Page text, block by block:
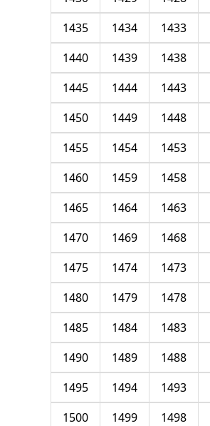
1433
1434
1435
1438
1439
1440
1443
1444
1445
1448
1449
1450
1453
1454
1455
1458
1459
1460
1463
1464
1465
1468
1469
1470
1473
1474
1475
1478
1479
1480
1483
1484
1485
1488
1489
1490
1493
1494
1495
1498
1499
1500